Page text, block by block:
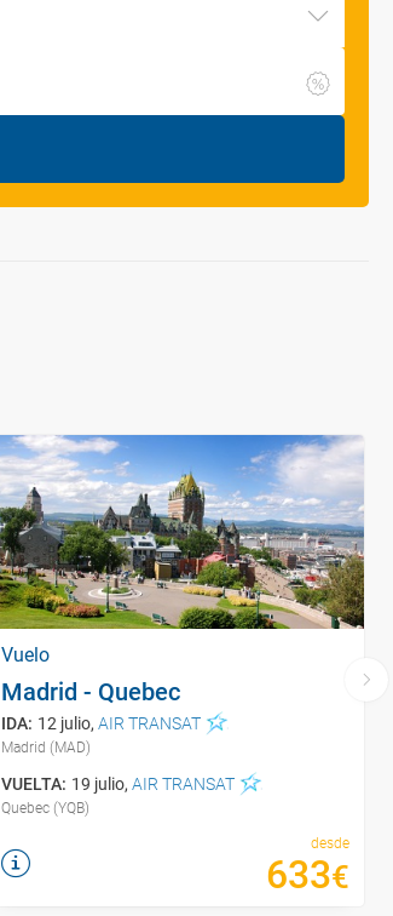
Vuelo
Madrid - Quebec
IDA: 12 julio, AIR TRANSAT
Madrid (MAD)
VUELTA: 19 julio, AIR TRANSAT
Quebec (YQB)
desde
633€